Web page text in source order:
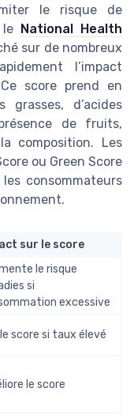
le risque de
le National Health
sur de nombreux
l’impact
score prend en
d’acides
de fruits,
composition. Les
ou Green Score
consommateurs
sur le score
le risque
si
excessive
score si taux élevé
le score